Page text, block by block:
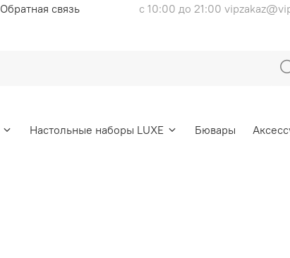
Обратная связь с 10:00 до 21:00
Настольные наборы LUXE Бювары